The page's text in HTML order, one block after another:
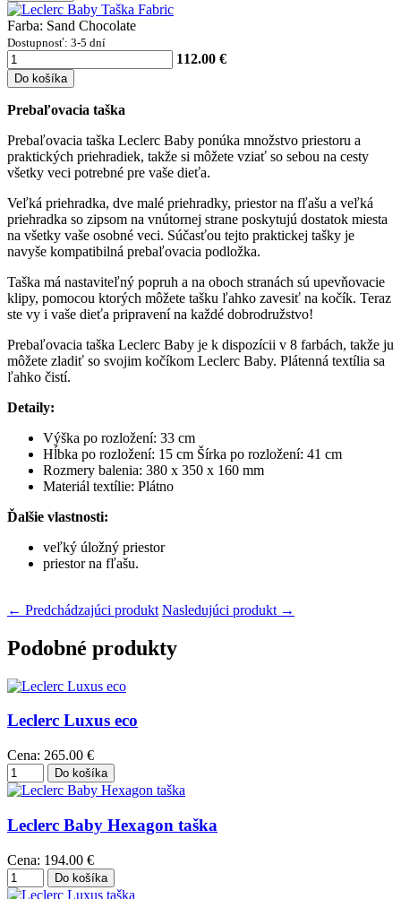
Farba: Sand Chocolate
Dostupnosť: 3-5 dní
112.00 €
Do košíka
Prebaľovacia taška
Prebaľovacia taška Leclerc Baby ponúka množstvo priestoru a
praktických priehradiek, takže si môžete vziať so sebou na cesty
všetky veci potrebné pre vaše dieťa.
Veľká priehradka, dve malé priehradky, priestor na fľašu a veľká
priehradka so zipsom na vnútornej strane poskytujú dostatok miesta
na všetky vaše osobné veci. Súčasťou tejto praktickej tašky je
navyše kompatibilná prebaľovacia podložka.
Taška má nastaviteľný popruh a na oboch stranách sú upevňovacie
klipy, pomocou ktorých môžete tašku ľahko zavesiť na kočík. Teraz
ste vy i vaše dieťa pripravení na každé dobrodružstvo!
Prebaľovacia taška Leclerc Baby je k dispozícii v 8 farbách, takže ju
môžete zladiť so svojim kočíkom Leclerc Baby. Plátenná textília sa
ľahko čistí.
Detaily:
Výška po rozložení: 33 cm
Hĺbka po rozložení: 15 cm Šírka po rozložení: 41 cm
Rozmery balenia: 380 x 350 x 160 mm
Materiál textílie: Plátno
Ďalšie vlastnosti:
veľký úložný priestor
priestor na fľašu.
← Predchádzajúci produkt Nasledujúci produkt →
Podobné produkty
Leclerc Luxus eco
Cena: 265.00 €
Leclerc Baby Hexagon taška
Cena: 194.00 €